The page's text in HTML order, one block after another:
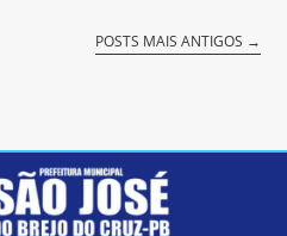
POSTS MAIS ANTIGOS →